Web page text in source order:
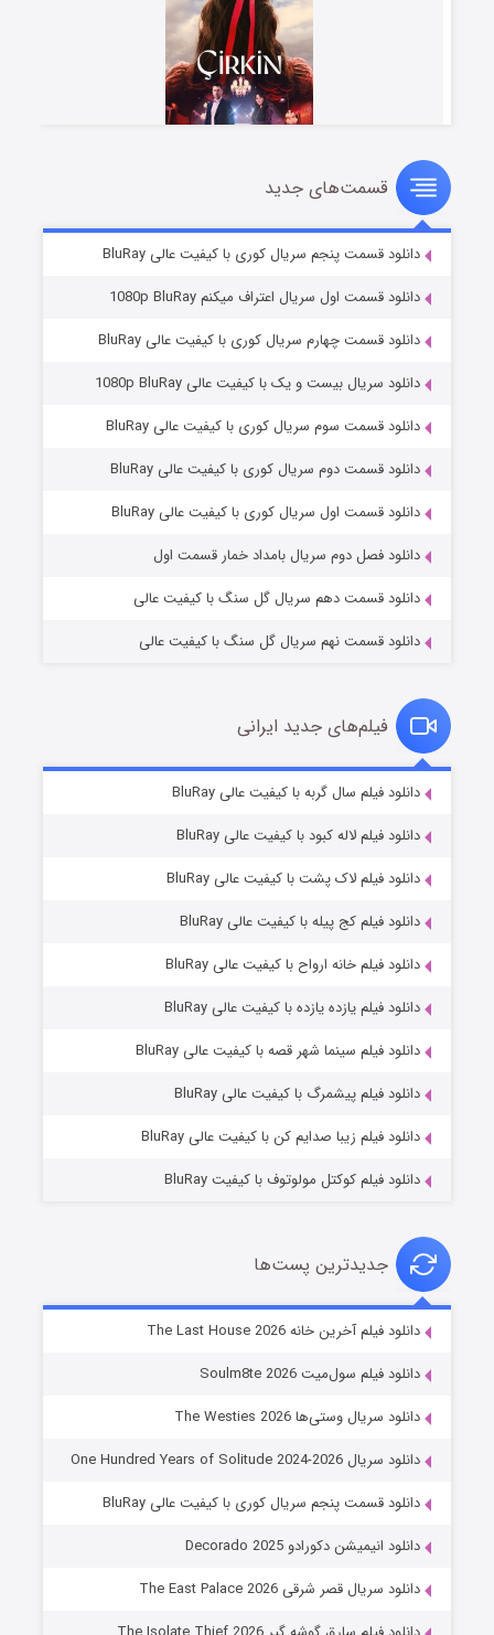
سریال زشت
قسمت۲ (زیرنویس) منتشر شد
مردگان متحرک: شهر مرده ۳
قسمت۲ (زیرنویس) منتشر شد
قسمت۷ (زیرنویس) منتشر شد
خاندان اژدها فصل ۳
جادوگری در مغولستان
قسمت‌های جدید
دانلود قسمت پنجم سریال کوری با کیفیت عالی BluRay
دانلود قسمت اول سریال اعتراف میکنم 1080p BluRay
دانلود قسمت چهارم سریال کوری با کیفیت عالی BluRay
دانلود سریال بیست و یک با کیفیت عالی 1080p BluRay
دانلود قسمت سوم سریال کوری با کیفیت عالی BluRay
دانلود قسمت دوم سریال کوری با کیفیت عالی BluRay
دانلود قسمت اول سریال کوری با کیفیت عالی BluRay
دانلود فصل دوم سریال بامداد خمار قسمت اول
دانلود قسمت دهم سریال گل سنگ با کیفیت عالی
دانلود قسمت نهم سریال گل سنگ با کیفیت عالی
فیلم‌های جدید ایرانی
دانلود فیلم سال گربه با کیفیت عالی BluRay
دانلود فیلم لاله کبود با کیفیت عالی BluRay
دانلود فیلم لاک پشت با کیفیت عالی BluRay
دانلود فیلم کج‌ پیله با کیفیت عالی BluRay
دانلود فیلم خانه ارواح با کیفیت عالی BluRay
دانلود فیلم یازده یازده با کیفیت عالی BluRay
دانلود فیلم سینما شهر قصه با کیفیت عالی BluRay
دانلود فیلم پیشمرگ با کیفیت عالی BluRay
دانلود فیلم زیبا صدایم کن با کیفیت عالی BluRay
دانلود فیلم کوکتل مولوتوف با کیفیت BluRay
جدیدترین پست‌ها
دانلود فیلم آخرین خانه The Last House 2026
دانلود فیلم سول‌میت Soulm8te 2026
دانلود سریال وستی‌ها The Westies 2026
دانلود سریال One Hundred Years of Solitude 2024-2026
دانلود قسمت پنجم سریال کوری با کیفیت عالی BluRay
دانلود انیمیشن دکورادو Decorado 2025
دانلود سریال قصر شرقی The East Palace 2026